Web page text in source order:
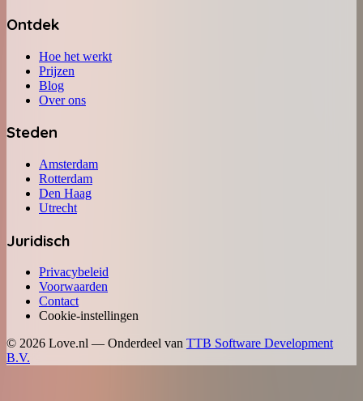
Ontdek
Hoe het werkt
Prijzen
Blog
Over ons
Steden
Amsterdam
Rotterdam
Den Haag
Utrecht
Juridisch
Privacybeleid
Voorwaarden
Contact
Cookie-instellingen
© 2026 Love.nl — Onderdeel van TTB Software Development
B.V.